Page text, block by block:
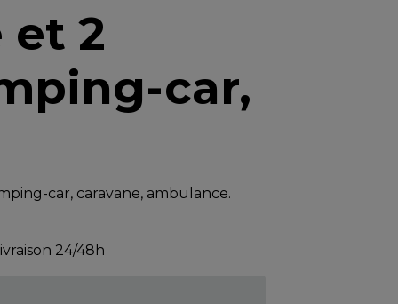
et 2
car,
car, caravane, ambulance.
24/48h